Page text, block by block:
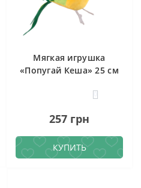
Мягкая игрушка
«Попугай Кеша» 25 см
0
257 грн
КУПИТЬ